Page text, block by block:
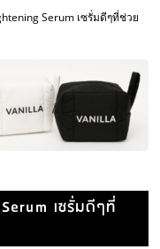
Serum เซรั่มดีๆที่ช่วย
เซรั่มดีๆที่